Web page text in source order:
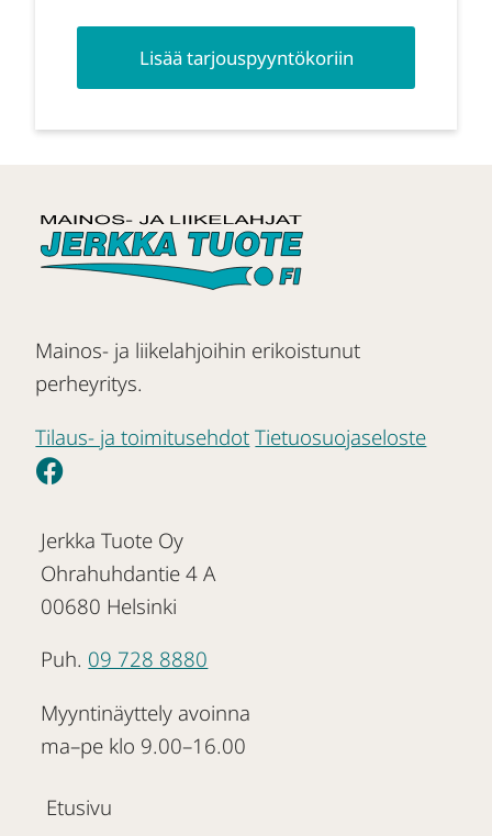
Lisää tarjouspyyntökoriin
Mainos- ja liikelahjoihin erikoistunut
perheyritys.
Tilaus- ja toimitusehdot Tietuosuojaseloste
Jerkka Tuote Oy
Ohrahuhdantie 4 A
00680 Helsinki
Puh. 09 728 8880
Myyntinäyttely avoinna
ma–pe klo 9.00–16.00
Etusivu